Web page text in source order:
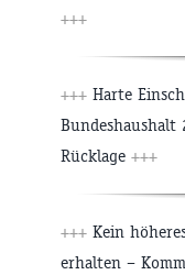
+++
+++ Harte
Rücklage +++
+++ Kein
erhalten –